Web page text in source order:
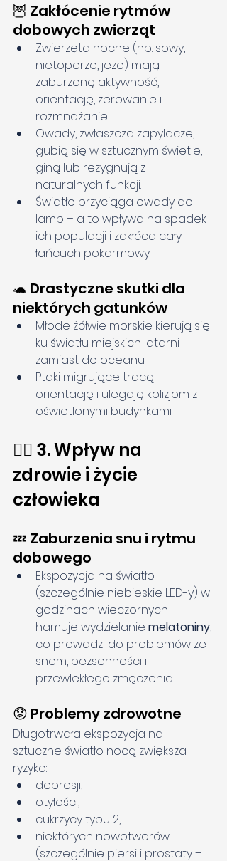
🦉 Zakłócenie rytmów
dobowych zwierząt
Zwierzęta nocne (np. sowy,
nietoperze, jeże) mają
zaburzoną aktywność,
orientację, żerowanie i
rozmnażanie.
Owady, zwłaszcza zapylacze,
gubią się w sztucznym świetle,
giną lub rezygnują z
naturalnych funkcji.
Światło przyciąga owady do
lamp – a to wpływa na spadek
ich populacji i zakłóca cały
łańcuch pokarmowy.
🐢 Drastyczne skutki dla
niektórych gatunków
Młode żółwie morskie kierują się
ku światłu miejskich latarni
zamiast do oceanu.
Ptaki migrujące tracą
orientację i ulegają kolizjom z
oświetlonymi budynkami.
🧍‍♀️ 3. Wpływ na
zdrowie i życie
człowieka
💤 Zaburzenia snu i rytmu
dobowego
Ekspozycja na światło
(szczególnie niebieskie LED-y) w
godzinach wieczornych
hamuje wydzielanie melatoniny,
co prowadzi do problemów ze
snem, bezsenności i
przewlekłego zmęczenia.
😟 Problemy zdrowotne
Długotrwała ekspozycja na
sztuczne światło nocą zwiększa
ryzyko:
depresji,
otyłości,
cukrzycy typu 2,
niektórych nowotworów
(szczególnie piersi i prostaty –